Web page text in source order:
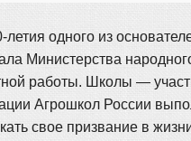
одного из
Министерства
работы. Школы —
Агрошкол России
свое призвание в